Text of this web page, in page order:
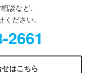
談など、
ださい。
2661
はこちら